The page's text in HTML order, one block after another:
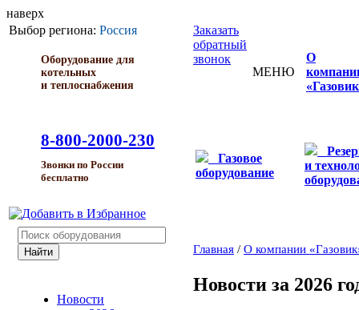
наверх
Выбор региона: Россия
Оборудование для
котельных
и теплоснабжения
8-800-2000-230
Звонки по России
бесплатно
Заказать
обратный
звонок
МЕНЮ
О
Газовое
оборудование
и
Новости
Главная / О компании
Новости за 2026